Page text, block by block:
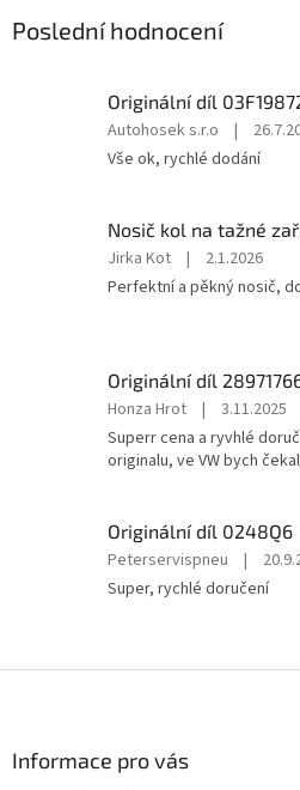
Poslední hodnocení
Originální díl
Hodnocení
produktu
z
5
hvězdiček.
Autohosek s.r.o |
Vše ok, rychlé dodání
Hodnocení
produktu
5
hvězdiček.
Jirka Kot |
2.1.2026
Perfektní a pěkný nosič,
Originální díl
Hodnocení
produktu
je
5
hvězdiček.
Honza Hrot |
3.11.2025
Superr cena a ryvhlé
originalu, ve VW bych
Originální díl 0248Q6
Hodnocení
produktu
5
Peterservispneu |
Super, rychlé doručení
Informace pro vás